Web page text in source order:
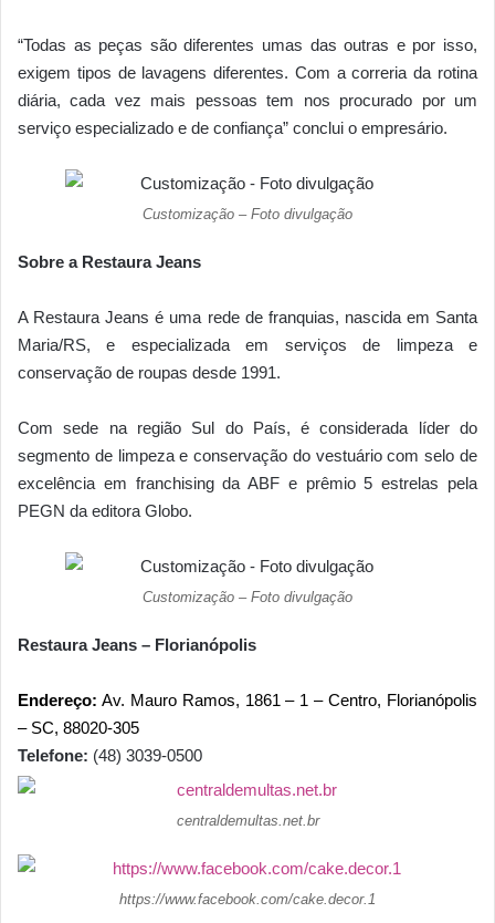
“Todas as peças são diferentes umas das outras e por isso,
exigem tipos de lavagens diferentes. Com a correria da rotina
diária, cada vez mais pessoas tem nos procurado por um
serviço especializado e de confiança” conclui o empresário.
Customização – Foto divulgação
Sobre a Restaura Jeans
A Restaura Jeans é uma rede de franquias, nascida em Santa
Maria/RS, e especializada em serviços de limpeza e
conservação de roupas desde 1991.
Com sede na região Sul do País, é considerada líder do
segmento de limpeza e conservação do vestuário com selo de
excelência em franchising da ABF e prêmio 5 estrelas pela
PEGN da editora Globo.
Customização – Foto divulgação
Restaura Jeans – Florianópolis
Endereço: Av. Mauro Ramos, 1861 – 1 – Centro, Florianópolis
– SC, 88020-305
Telefone: (48) 3039-0500
centraldemultas.net.br
https://www.facebook.com/cake.decor.1